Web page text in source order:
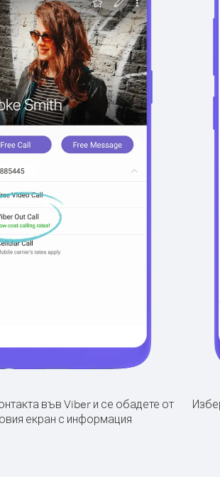
във Viber и се обадете от
екран с информация